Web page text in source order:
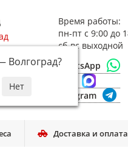
Волгоград?
Время работы:
пн-пт с 9:00 до
сб-вс выходной
WhatsApp
Telegram
Доставка и оплата